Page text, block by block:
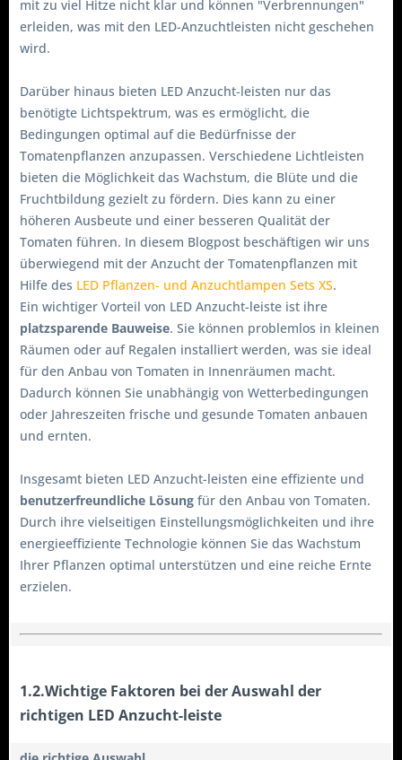
mit zu viel Hitze nicht klar und können "Verbrennungen"
erleiden, was mit den LED-Anzuchtleisten nicht geschehen
wird.
Darüber hinaus bieten LED Anzucht-leisten nur das
benötigte Lichtspektrum, was es ermöglicht, die
Bedingungen optimal auf die Bedürfnisse der
Tomatenpflanzen anzupassen. Verschiedene Lichtleisten
bieten die Möglichkeit das Wachstum, die Blüte und die
Fruchtbildung gezielt zu fördern. Dies kann zu einer
höheren Ausbeute und einer besseren Qualität der
Tomaten führen. In diesem Blogpost beschäftigen wir uns
überwiegend mit der Anzucht der Tomatenpflanzen mit
Hilfe des LED Pflanzen- und Anzuchtlampen Sets XS.
Ein wichtiger Vorteil von LED Anzucht-leiste ist ihre
platzsparende Bauweise. Sie können problemlos in kleinen
Räumen oder auf Regalen installiert werden, was sie ideal
für den Anbau von Tomaten in Innenräumen macht.
Dadurch können Sie unabhängig von Wetterbedingungen
oder Jahreszeiten frische und gesunde Tomaten anbauen
und ernten.
Insgesamt bieten LED Anzucht-leisten eine effiziente und
benutzerfreundliche Lösung für den Anbau von Tomaten.
Durch ihre vielseitigen Einstellungsmöglichkeiten und ihre
energieeffiziente Technologie können Sie das Wachstum
Ihrer Pflanzen optimal unterstützen und eine reiche Ernte
erzielen.
1.2.Wichtige Faktoren bei der Auswahl der
richtigen LED Anzucht-leiste